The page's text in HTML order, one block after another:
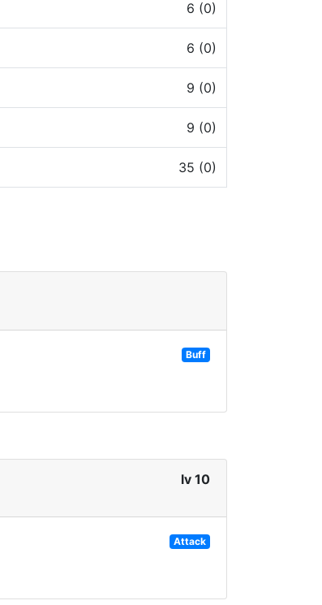
6 (0)
6 (0)
9 (0)
9 (0)
35 (0)
Buff
lv 10
Attack